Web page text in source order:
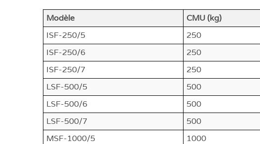
Modèle CMU (kg)
ISF-250/5
250
ISF-250/6
250
ISF-250/7
250
LSF-500/5
500
LSF-500/6
500
LSF-500/7
500
MSF-1000/5
1000